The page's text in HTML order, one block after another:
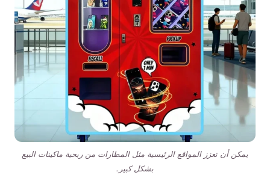
يمكن أن تعزز المواقع الرئيسية مثل المطارات من ربحية ماكينات البيع
بشكل كبير.